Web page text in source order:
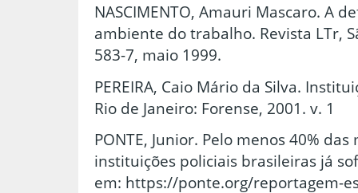
NASCIMENTO, Amauri Mascaro. A
ambiente do trabalho. Revista LTr,
583-7, maio 1999.
PEREIRA, Caio Mário da Silva.
Rio de Janeiro: Forense, 2001. v. 1
PONTE, Junior. Pelo menos 40%
instituições policiais brasileiras já
em: https://ponte.org/reportagem-